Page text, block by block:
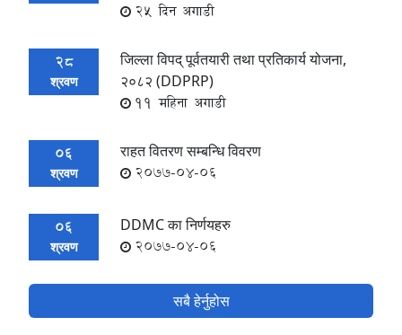
25 दिन अगाडी
28
श्रवण
जिल्ला विपद् पूर्वतयारी तथा प्रतिकार्य योजना,
२०८२ (DDPRP)
11 महिना अगाडी
06
श्रवण
राहत वितरण सम्बन्धि विवरण
2077-04-06
06
श्रवण
DDMC का निर्णयहरु
2077-04-06
सबै हेर्नुहोस